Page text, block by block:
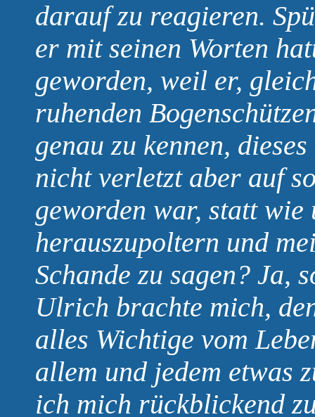
darauf zu reagieren.
er mit seinen Worten
geworden, weil er,
ruhenden
genau zu kennen,
nicht verletzt aber auf
geworden war, statt
herauszupoltern und
Schande zu sagen? Ja,
Ulrich brachte mich,
alles Wichtige vom
allem und jedem etwas
ich mich rückblickend